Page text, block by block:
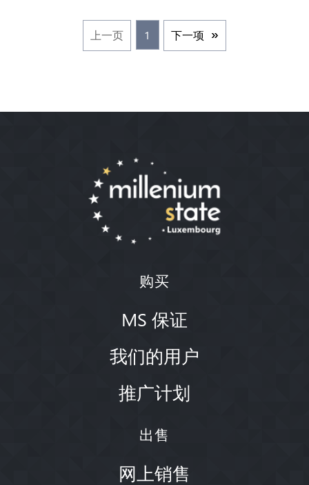
上一页 1 下一项
购买
MS 保证
我们的用户
推广计划
出售
网上销售